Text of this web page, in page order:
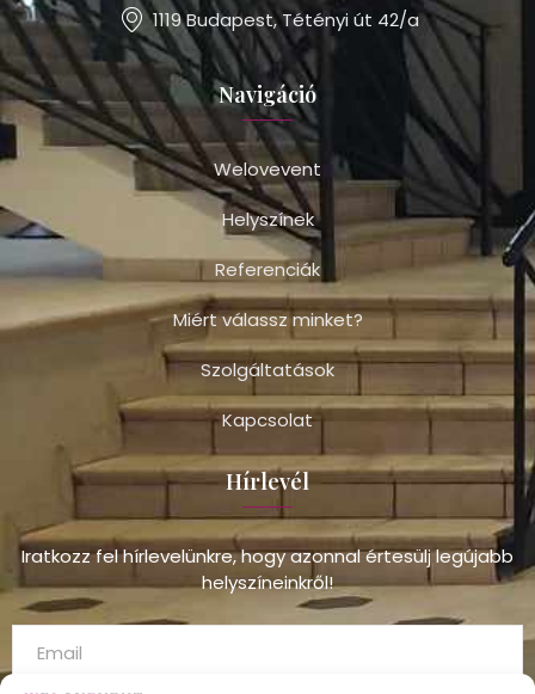
1119 Budapest, Tétényi út 42/a
Navigáció
Welovevent
Helyszínek
Referenciák
Miért válassz minket?
Szolgáltatások
Kapcsolat
Hírlevél
Iratkozz fel hírlevelünkre, hogy azonnal értesülj legújabb
helyszíneinkről!